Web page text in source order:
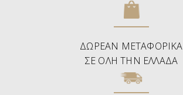
ΔΩΡΕΑΝ ΜΕΤΑΦΟΡΙΚΑ
ΣΕ ΟΛΗ ΤΗΝ ΕΛΛΑΔΑ